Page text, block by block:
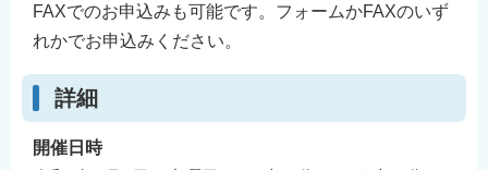
FAXでのお申込みも可能です。フォームかFAXのいず
れかでお申込みください。
詳細
開催日時
नेपाली